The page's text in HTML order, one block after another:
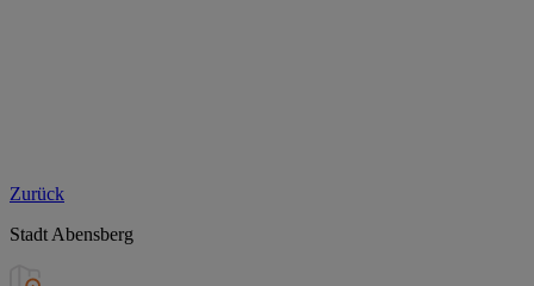
Zurück
Stadt Abensberg